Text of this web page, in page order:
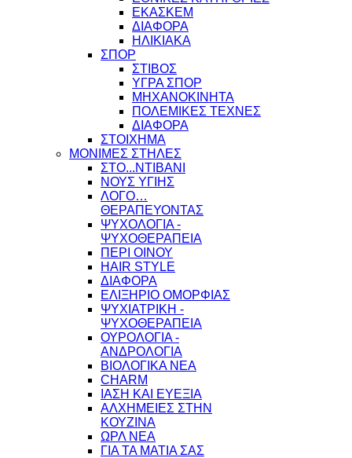
ΕΚΑΣΚΕΜ
ΔΙΑΦΟΡΑ
ΗΛΙΚΙΑΚΑ
ΣΠΟΡ
ΣΤΙΒΟΣ
ΥΓΡΑ ΣΠΟΡ
ΜΗΧΑΝΟΚΙΝΗΤΑ
ΠΟΛΕΜΙΚΕΣ ΤΕΧΝΕΣ
ΔΙΑΦΟΡΑ
ΣΤΟΙΧΗΜΑ
ΜΟΝΙΜΕΣ ΣΤΗΛΕΣ
ΣΤΟ...ΝΤΙΒΑΝΙ
ΝΟΥΣ ΥΓΙΗΣ
ΛΟΓΟ…
ΘΕΡΑΠΕΥΟΝΤΑΣ
ΨΥΧΟΛΟΓΙΑ -
ΨΥΧΟΘΕΡΑΠΕΙΑ
ΠΕΡΙ ΟΙΝΟΥ
HAIR STYLE
ΔΙΑΦΟΡΑ
ΕΛΙΞΗΡΙΟ ΟΜΟΡΦΙΑΣ
ΨΥΧΙΑΤΡΙΚΗ -
ΨΥΧΟΘΕΡΑΠΕΙΑ
ΟΥΡΟΛΟΓΙΑ -
ΑΝΔΡΟΛΟΓΙΑ
ΒΙΟΛΟΓΙΚΑ ΝΕΑ
CHARM
ΙΑΣΗ ΚΑΙ ΕΥΕΞΙΑ
ΑΛΧΗΜΕΙΕΣ ΣΤΗΝ
ΚΟΥΖΙΝΑ
ΩΡΛ ΝEA
ΓΙΑ ΤΑ ΜΑΤΙΑ ΣΑΣ